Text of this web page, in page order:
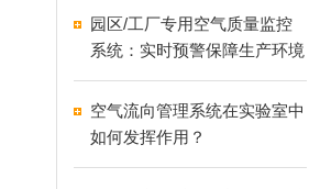
园区/工厂专用空气质量监控
系统：实时预警保障生产环境
安全
空气流向管理系统在实验室中
如何发挥作用？